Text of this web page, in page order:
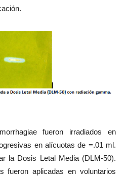
fueron irradiados en
en alícuotas de =.01 ml.
la Dosis Letal Media (DLM-50).
fueron aplicadas en voluntarios